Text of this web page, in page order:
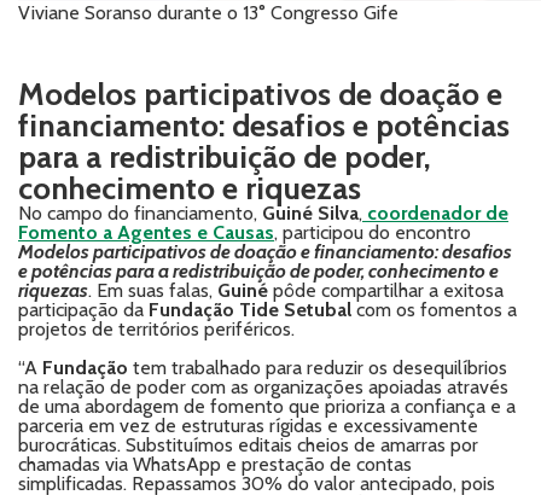
Viviane Soranso durante o 13° Congresso Gife
Modelos participativos de doação e
financiamento: desafios e potências
para a redistribuição de poder,
conhecimento e riquezas
No campo do financiamento, Guiné Silva, coordenador de
Fomento a Agentes e Causas, participou do encontro
Modelos participativos de doação e financiamento: desafios
e potências para a redistribuição de poder, conhecimento e
riquezas. Em suas falas, Guiné pôde compartilhar a exitosa
participação da Fundação Tide Setubal com os fomentos a
projetos de territórios periféricos.
“A Fundação tem trabalhado para reduzir os desequilíbrios
na relação de poder com as organizações apoiadas através
de uma abordagem de fomento que prioriza a confiança e a
parceria em vez de estruturas rígidas e excessivamente
burocráticas. Substituímos editais cheios de amarras por
chamadas via WhatsApp e prestação de contas
simplificadas. Repassamos 30% do valor antecipado, pois